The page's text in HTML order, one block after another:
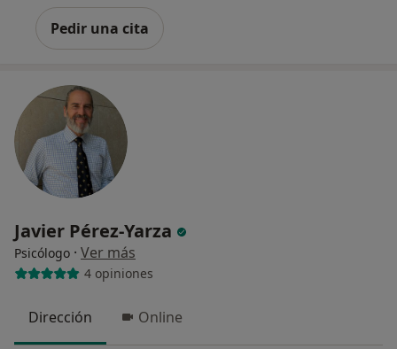
Pedir una cita
Javier Pérez-Yarza
Psicólogo · Ver más
4 opiniones
Dirección Online